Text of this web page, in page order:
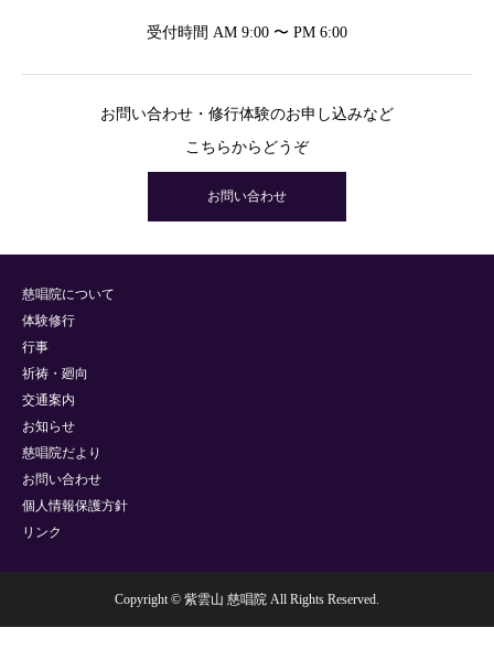
受付時間 AM 9:00 〜 PM 6:00
お問い合わせ・修行体験のお申し込みなど
こちらからどうぞ
お問い合わせ
慈唱院について
体験修行
行事
祈祷・廻向
交通案内
お知らせ
慈唱院だより
お問い合わせ
個人情報保護方針
リンク
Copyright © 紫雲山 慈唱院 All Rights Reserved.